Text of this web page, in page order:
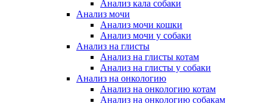
Анализ кала собаки
Анализ мочи
Анализ мочи кошки
Анализ мочи у собаки
Анализ на глисты
Анализ на глисты котам
Анализ на глисты у собаки
Анализ на онкологию
Анализ на онкологию котам
Анализ на онкологию собакам